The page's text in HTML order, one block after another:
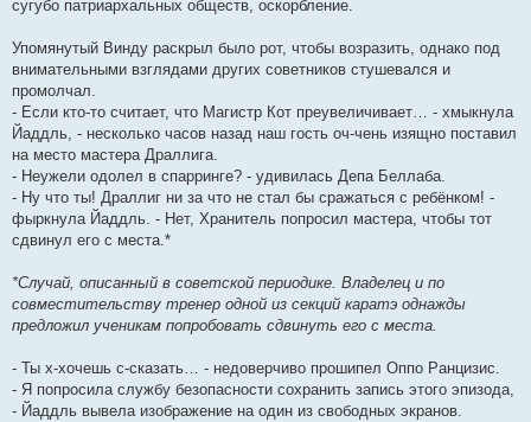
сугубо патриархальных обществ, оскорбление.
Упомянутый Винду раскрыл было рот, чтобы возразить, однако под
внимательными взглядами других советников стушевался и
промолчал.
- Если кто-то считает, что Магистр Кот преувеличивает… - хмыкнула
Йаддль, - несколько часов назад наш гость оч-чень изящно поставил
на место мастера Драллига.
- Неужели одолел в спарринге? - удивилась Депа Беллаба.
- Ну что ты! Драллиг ни за что не стал бы сражаться с ребёнком! -
фыркнула Йаддль. - Нет, Хранитель попросил мастера, чтобы тот
сдвинул его с места.*
*Случай, описанный в советской периодике. Владелец и по
совместительству тренер одной из секций каратэ однажды
предложил ученикам попробовать сдвинуть его с места.
- Ты х-хочешь с-сказать… - недоверчиво прошипел Оппо Ранцизис.
- Я попросила службу безопасности сохранить запись этого эпизода,
- Йаддль вывела изображение на один из свободных экранов.